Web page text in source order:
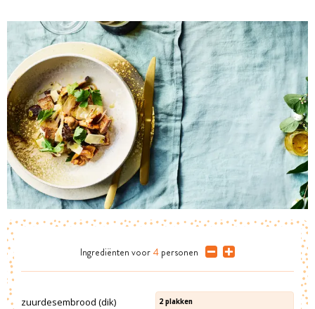
Ingrediënten voor 4 personen
zuurdesembrood (dik) 2 plakken